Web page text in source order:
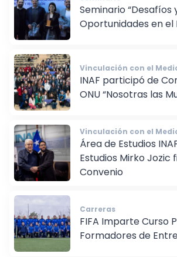
Seminario
Seminario “Desafíos
Oportunidades en el
Vinculación con el
INAF participó de
ONU “Nosotras las
Vinculación con el
Área de Estudios
Estudios Mirko Jozic
Carreras
FIFA Imparte Curso